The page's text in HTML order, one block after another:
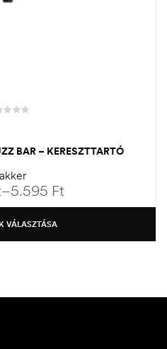
BAR – KERESZTTARTÓ
–5.595 Ft
VÁLASZTÁSA